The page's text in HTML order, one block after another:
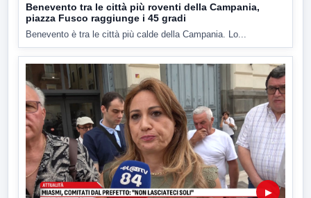
Benevento tra le città più roventi della Campania,
piazza Fusco raggiunge i 45 gradi
Benevento è tra le città più calde della Campania. Lo...
▶